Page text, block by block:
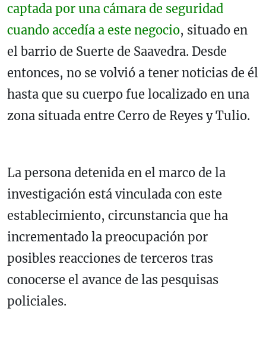
captada por una cámara de seguridad
cuando accedía a este negocio, situado en
el barrio de Suerte de Saavedra. Desde
entonces, no se volvió a tener noticias de él
hasta que su cuerpo fue localizado en una
zona situada entre Cerro de Reyes y Tulio.
La persona detenida en el marco de la
investigación está vinculada con este
establecimiento, circunstancia que ha
incrementado la preocupación por
posibles reacciones de terceros tras
conocerse el avance de las pesquisas
policiales.